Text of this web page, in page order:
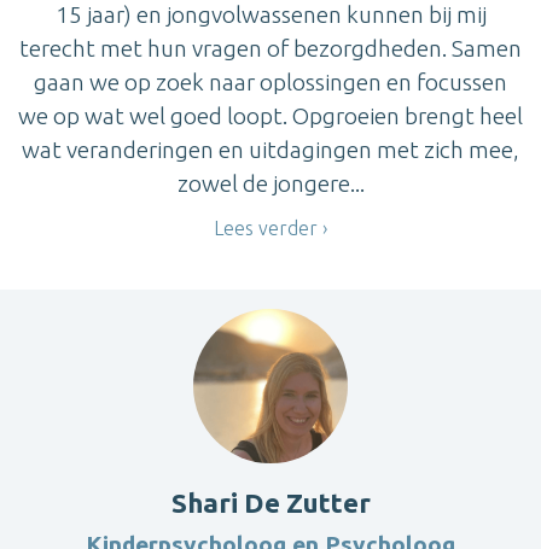
15 jaar) en jongvolwassenen kunnen bij mij
terecht met hun vragen of bezorgdheden. Samen
gaan we op zoek naar oplossingen en focussen
we op wat wel goed loopt. Opgroeien brengt heel
wat veranderingen en uitdagingen met zich mee,
zowel de jongere...
Lees verder
Shari De Zutter